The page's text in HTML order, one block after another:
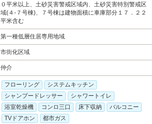
０平米以上、土砂災害警戒区域内、土砂災害特別警戒区
域(４-７号棟)、７号棟は建物面積に車庫部分１７．２２
平米含む
第一種低層住居専用地域
市街化区域
仲介
フローリング
システムキッチン
シャンプードレッサー
シャワートイレ
浴室乾燥機
コンロ三口 床下収納
バルコニー
TVドアホン
都市ガス